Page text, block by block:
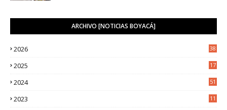
ARCHIVO [NOTICIAS BOYACÁ]
2026 38
2025
17
2024 51
2023
11